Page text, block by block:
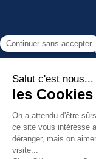
PRODUITS
NOTRE SOCIÉTÉ
VOTRE COMPTE